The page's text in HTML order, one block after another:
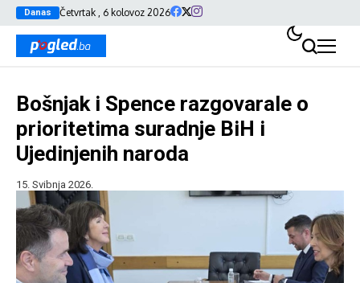
Danas Četvrtak , 6 kolovoz 2026
Bošnjak i Spence razgovarale o
prioritetima suradnje BiH i
Ujedinjenih naroda
15. Svibnja 2026.